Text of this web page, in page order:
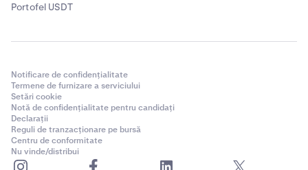
Portofel USDT
Notificare de confidențialitate
Termene de furnizare a serviciului
Setări cookie
Notă de confidențialitate pentru candidați
Declarații
Reguli de tranzacționare pe bursă
Centru de conformitate
Nu vinde/distribui